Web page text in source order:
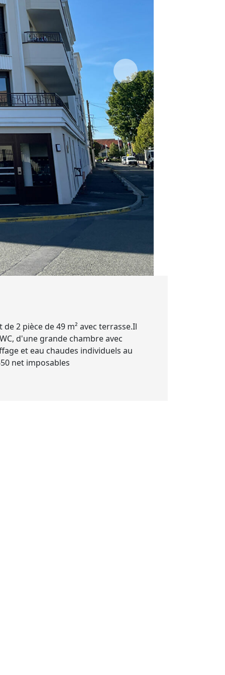
2 pièce de 49 m² avec terrasse.Il
d'une grande chambre avec
et eau chaudes individuels au
net imposables